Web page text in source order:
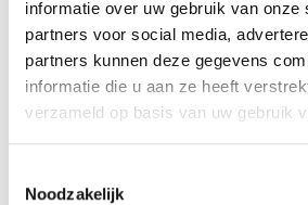
informatie over uw gebruik van onze
partners voor social media,
partners kunnen deze gegevens
informatie die u aan ze heeft
verzameld op basis van uw gebruik
Noodzakelijk
Laat ons meegenieten van je werk!
naar een muziekset.